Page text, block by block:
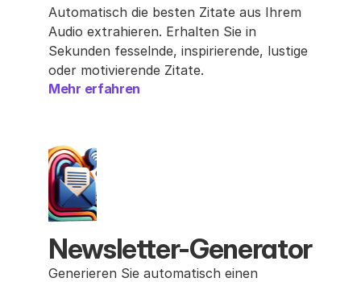
Automatisch die besten Zitate aus Ihrem
Audio extrahieren. Erhalten Sie in
Sekunden fesselnde, inspirierende, lustige
oder motivierende Zitate.
Mehr erfahren
Newsletter-Generator
Generieren Sie automatisch einen